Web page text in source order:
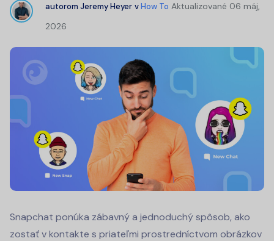
autorom Jeremy Heyer vHow To Aktualizované 06 máj,
2026
Snapchat ponúka zábavný a jednoduchý spôsob, ako
zostať v kontakte s priateľmi prostredníctvom obrázkov